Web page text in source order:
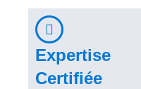
Expertise
Certifiée